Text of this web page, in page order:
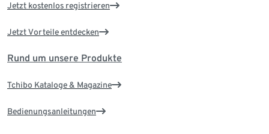
Jetzt kostenlos registrieren
Jetzt Vorteile entdecken
Rund um unsere Produkte
Tchibo Kataloge & Magazine
Bedienungsanleitungen